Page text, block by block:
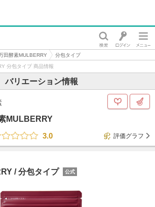
田酵素MULBERRY
分包タイプ
分包タイプ 商品情報
バリエーション情報
MULBERRY
3.0
評価グラフ
/分包タイプ 公式